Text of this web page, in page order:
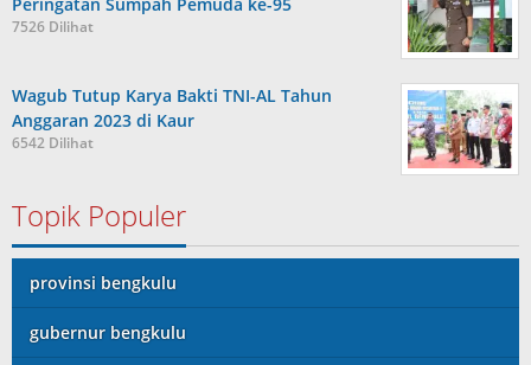
7526 Dilihat
Wagub Tutup Karya Bakti TNI-AL Tahun
Anggaran 2023 di Kaur
6542 Dilihat
Topik Populer
provinsi bengkulu
gubernur bengkulu